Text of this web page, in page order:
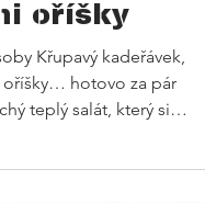
s
oříšky
Křupavý kadeřávek,